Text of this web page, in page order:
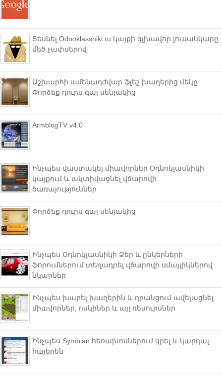
Տեսնել Odnoklassniki.ru կայքի գլխավոր լուսանկարը
մեծ չափսերով
Աշխարհի ամենադժվար ֆլեշ խաղերից մեկը:
Փորձեք դուրս գալ սենյակից
ArmblogTV v4.0
Ինչպես վաստակել միավորներ Օդնոկլասնիկի
կայքում և ակտիվացնել վճարովի
ծառայություններ
Փորձեք դուրս գալ սենյակից
Ինչպես Օդնոկլասնիկի Ձեր և ընկերների
ֆորումներում տեղադրել վճարովի սմայլիկներով
նկարներ
Ինչպես խաբել խաղերին և դրանցում ավելացնել
միավորներ, ոսկիներ և այլ ռեսուրսներ
Ինչպես Symbian հեռախոսներում գրել և կարդալ
հայերեն